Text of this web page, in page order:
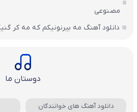
مصنوعی
دانلود آهنگ مه بیرنونیکم که مه کر
دوستان ما
دانلود آهنگ های خوانندگان